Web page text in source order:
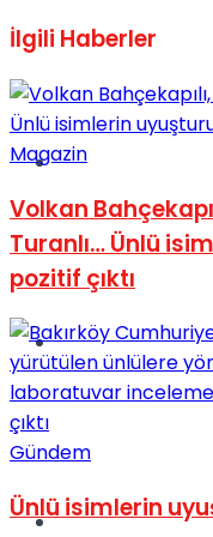
Tatil
Spor
Podcast
İlgili Haberler
Magazin
Volkan
Turanlı… Ünlü
pozitif çıktı
Gündem
Ünlü isimlerin